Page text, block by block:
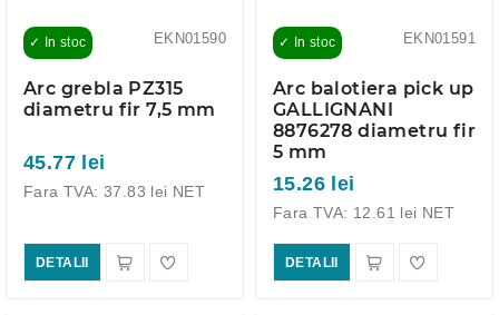
EKN01590
✓ In stoc
Arc grebla PZ315
diametru fir 7,5 mm
45.77 lei
Fara TVA: 37.83 lei NET
DETALII
EKN01591
✓ In stoc
Arc balotiera pick up
GALLIGNANI
8876278 diametru fir
5 mm
15.26 lei
Fara TVA: 12.61 lei NET
DETALII